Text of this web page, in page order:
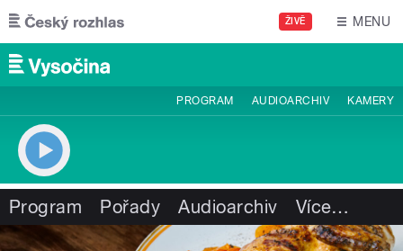
Přejít k hlavnímu obsahu
ŽIVĚ MENU
PROGRAM AUDIOARCHIV KAMERY
Program Pořady Audioarchiv Více…